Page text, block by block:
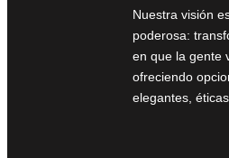
Nuestra visión
poderosa:
en que la gente
ofreciendo
elegantes,